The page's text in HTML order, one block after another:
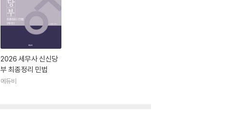
2026 세무사 신신당
부 최종정리 민법
에듀비